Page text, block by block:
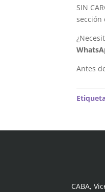
SIN
sección
Antes
CABA,